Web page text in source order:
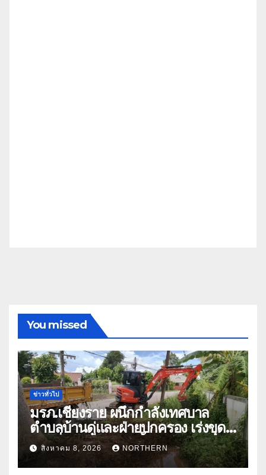
You missed
ข่าวทั่วไป
มรภ.เชียงราย ผนึกกำลังเทศบาล
ตำบลบ้านดู่และฝ่ายปกครอง เร่งขุด
ลอกสิ่งกีดขวางทางน้ำ ป้องกันและลด
ปัญหาน้ำท่วม
สิงหาคม 8, 2026 NORTHERN